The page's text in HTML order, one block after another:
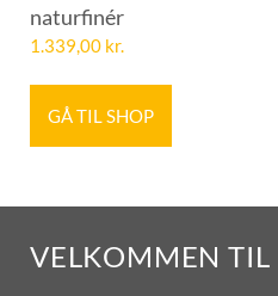
naturfinér
1.339,00 kr.
GÅ TIL SHOP
VELKOMMEN TIL